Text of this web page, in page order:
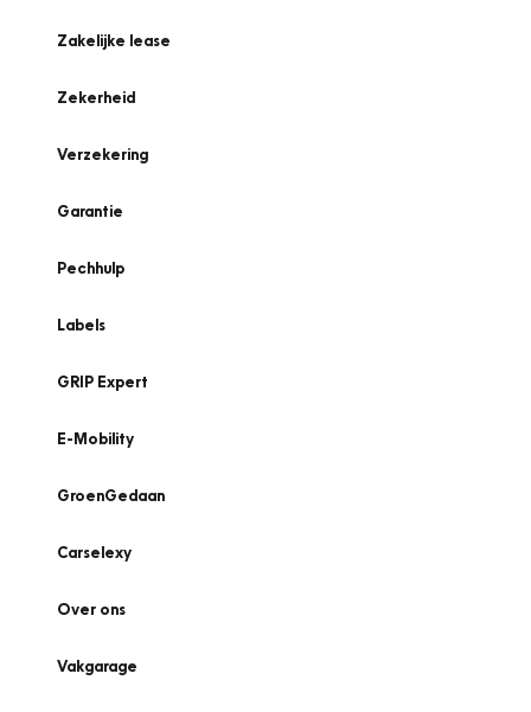
Zakelijke lease
Zekerheid
Verzekering
Garantie
Pechhulp
Labels
GRIP Expert
E-Mobility
GroenGedaan
Carselexy
Over ons
Vakgarage